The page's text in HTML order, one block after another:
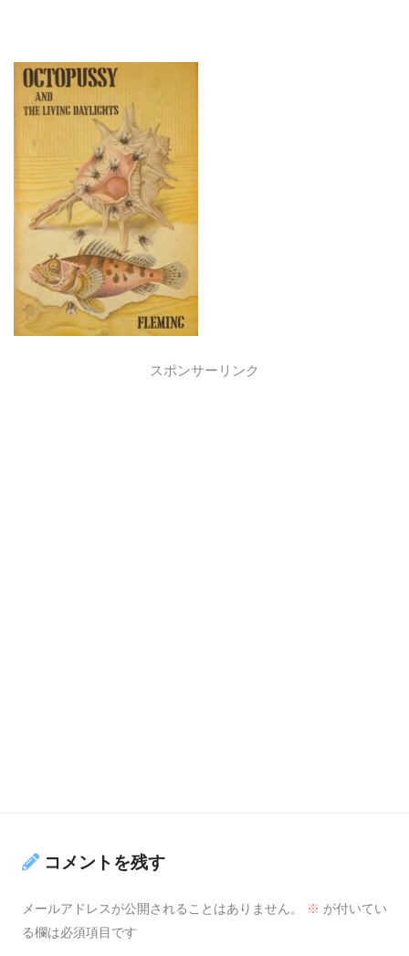
スポンサーリンク
コメントを残す
メールアドレスが公開されることはありません。 ※ が付いてい
る欄は必須項目です